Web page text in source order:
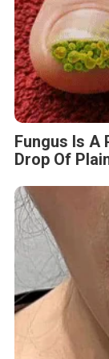
Fungus Is A
Drop Of